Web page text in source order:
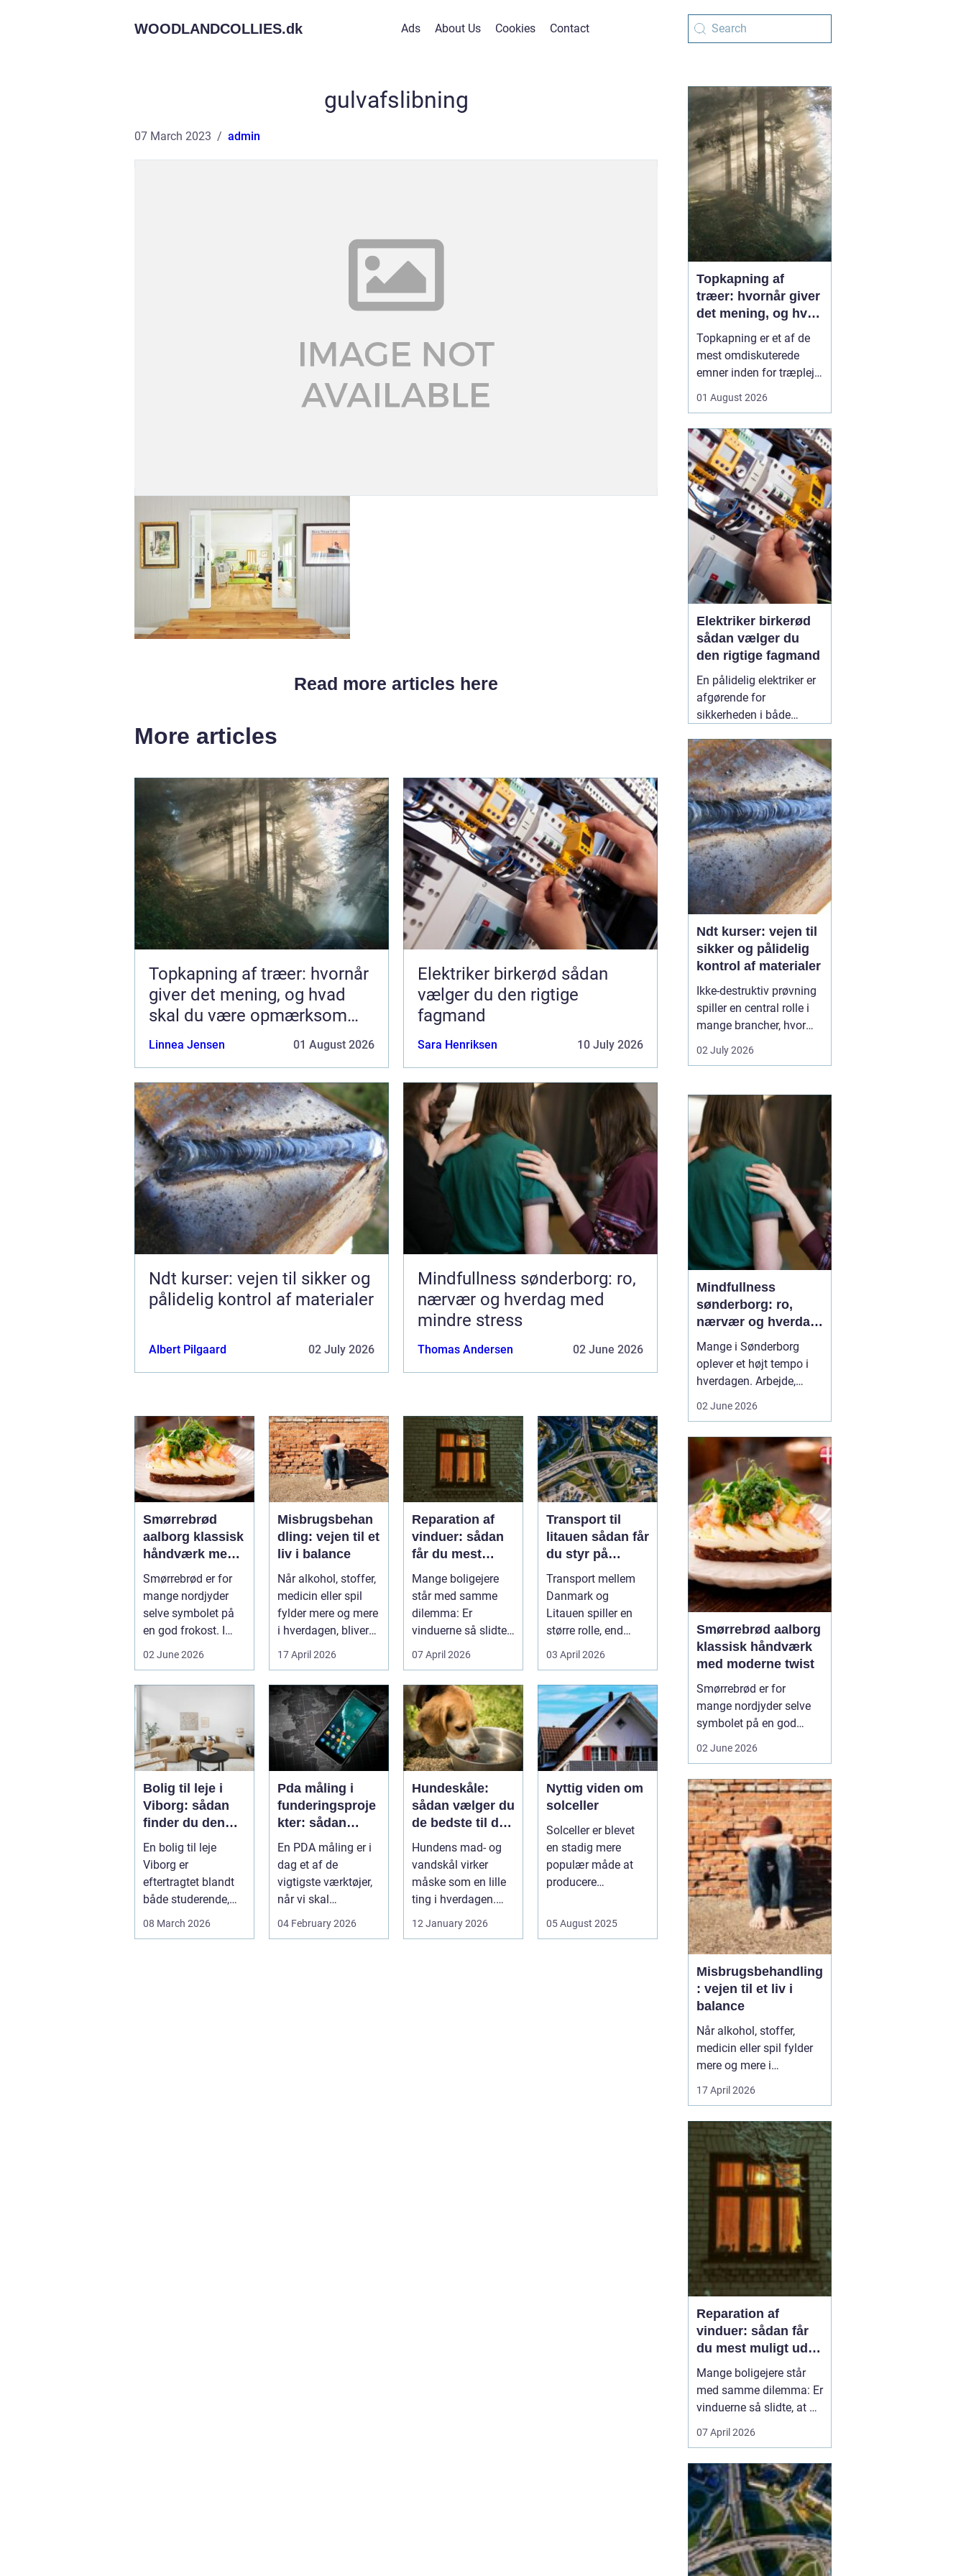
WOODLANDCOLLIES.dk Ads About Us Cookies Contact
gulvafslibning
07 March 2023 admin
Read more articles here
More articles
Topkapning af træer: hvornår
giver det mening, og hvad
skal du være opmærksom
på?
Linnea Jensen 01 August 2026
Elektriker birkerød sådan
vælger du den rigtige
fagmand
Sara Henriksen 10 July 2026
Ndt kurser: vejen til sikker og
pålidelig kontrol af materialer
Albert Pilgaard 02 July 2026
Mindfullness sønderborg: ro,
nærvær og hverdag med
mindre stress
Thomas Andersen 02 June 2026
Smørrebrød
aalborg klassisk
håndværk med
moderne twist
Smørrebrød er for
mange nordjyder
selve symbolet på
en god frokost. I
02 June 2026
Misbrugsbehan
dling: vejen til et
liv i balance
Når alkohol, stoffer,
medicin eller spil
fylder mere og mere
i hverdagen, bliver
grænsen...
17 April 2026
Reparation af
vinduer: sådan
får du mest
muligt ud af
dine gamle
vinduer
Mange boligejere
står med samme
dilemma: Er
vinduerne så slidte,
at de bør skifte...
07 April 2026
Transport til
litauen sådan får
du styr på
fragten til
baltikum
Transport mellem
Danmark og
Litauen spiller en
større rolle, end
mange er klar over.
Litauen er et n...
03 April 2026
Bolig til leje i
Viborg: sådan
finder du den
rette lejlighed
En bolig til leje
Viborg er
eftertragtet blandt
både studerende,
familier og seniorer,
08 March 2026
Pda måling i
funderingsproje
kter: sådan
sikrer du
dokumenteret
bæreevne
En PDA måling er i
dag et af de
vigtigste værktøjer,
når vi skal
dokumentere
bæreevnen af pæle
04 February 2026
Hundeskåle:
sådan vælger du
de bedste til din
hund
Hundens mad- og
vandskål virker
måske som en lille
ting i hverdagen.
sk&arin...
12 January 2026
Nyttig viden om
solceller
Solceller er blevet
en stadig mere
populær måde at
producere
05 August 2025
Topkapning af
træer: hvornår giver
det mening, og hvad
skal du være
opmærksom på?
Topkapning er et af de
mest omdiskuterede
emner inden for træpleje.
på et for højt træ tæt på
tænker, at problemet er
løst, hvis man bare s...
01 August 2026
Elektriker birkerød
sådan vælger du
den rigtige fagmand
En pålidelig elektriker er
afgørende for
sikkerheden i både
virksomheder.
Elinstallationer er
usynlige i hverdagen,
men når noget fejler,
mærker man det med
det samme. I Birkerød og
omegn søger mange
efter en10 July 2026
Ndt kurser: vejen til
sikker og pålidelig
kontrol af materialer
Ikke-destruktiv prøvning
spiller en central rolle i
mange brancher, hvor
sikkerhed, kvalitet og
driftssikkerhed er
kurserkan teknikere,
svejsere, tilsynsførende
og ingeniører dokumen...
02 July 2026
Mindfullness
sønderborg: ro,
nærvær og hverdag
med mindre stress
Mange i Sønderborg
oplever et højt tempo i
hverdagen. Arbejde,
kan sætte nervesystemet
på overarbejde. Herkan
min...
02 June 2026
Smørrebrød aalborg
klassisk håndværk
med moderne twist
Smørrebrød er for
mange nordjyder selve
symbolet på en god
der forener tradition og
nytænkning. Her spiller
gode råvarer, lokalt
håndværk og kreativ
anretning sammen, så
du får en...
02 June 2026
Misbrugsbehandling
: vejen til et liv i
balance
Når alkohol, stoffer,
medicin eller spil fylder
mere og mere i
hverdagen, bliver
grænsen mellem vane
sløret. Mange forsøger
længe at klare sig selv,
men for en stor del viser
erfaringen, at...
17 April 2026
Reparation af
vinduer: sådan får
du mest muligt ud af
dine gamle vinduer
Mange boligejere står
med samme dilemma: Er
vinduerne så slidte, at de
bør skiftes, eller kan de
repareres og få nyt liv? I
kan en grundig
reparation af vinduer
være en både økon...
07 April 2026